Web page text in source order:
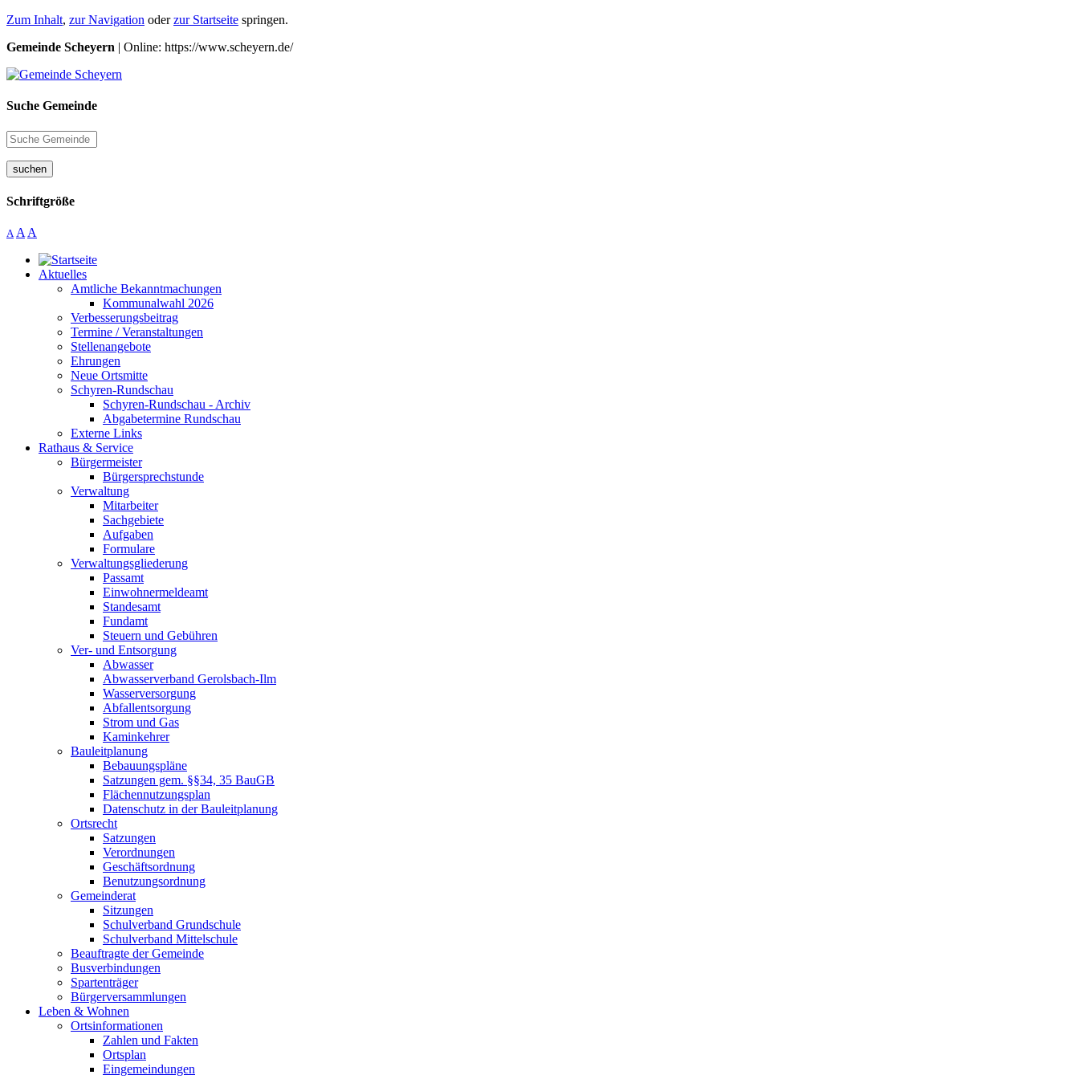
Zum Inhalt, zur Navigation oderzur Startseite springen.
Gemeinde Scheyern | Online: https://www.scheyern.de/
Suche Gemeinde
suchen
Schriftgröße
A A A
Aktuelles
Amtliche Bekanntmachungen
Kommunalwahl 2026
Verbesserungsbeitrag
Termine / Veranstaltungen
Stellenangebote
Ehrungen
Neue Ortsmitte
Schyren-Rundschau
Schyren-Rundschau - Archiv
Abgabetermine Rundschau
Externe Links
Rathaus & Service
Bürgermeister
Bürgersprechstunde
Verwaltung
Mitarbeiter
Sachgebiete
Aufgaben
Formulare
Verwaltungsgliederung
Passamt
Einwohnermeldeamt
Standesamt
Fundamt
Steuern und Gebühren
Ver- und Entsorgung
Abwasser
Abwasserverband Gerolsbach-Ilm
Wasserversorgung
Abfallentsorgung
Strom und Gas
Kaminkehrer
Bauleitplanung
Bebauungspläne
Satzungen gem. §§34, 35 BauGB
Flächennutzungsplan
Datenschutz in der Bauleitplanung
Ortsrecht
Satzungen
Verordnungen
Geschäftsordnung
Benutzungsordnung
Gemeinderat
Sitzungen
Schulverband Grundschule
Schulverband Mittelschule
Beauftragte der Gemeinde
Busverbindungen
Spartenträger
Bürgerversammlungen
Leben & Wohnen
Ortsinformationen
Zahlen und Fakten
Ortsplan
Eingemeindungen